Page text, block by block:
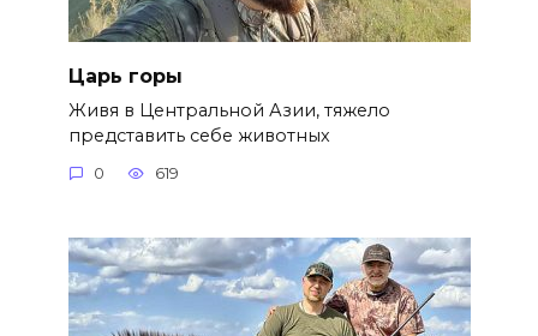
Царь горы
Живя в Центральной Азии, тяжело
представить себе животных
0 619